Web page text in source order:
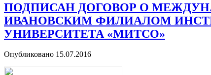
ПОДПИСАН ДОГОВОР О
ИВАНОВСКИМ ФИЛИАЛОМ
УНИВЕРСИТЕТА «МИТСО»
Опубликовано 15.07.2016